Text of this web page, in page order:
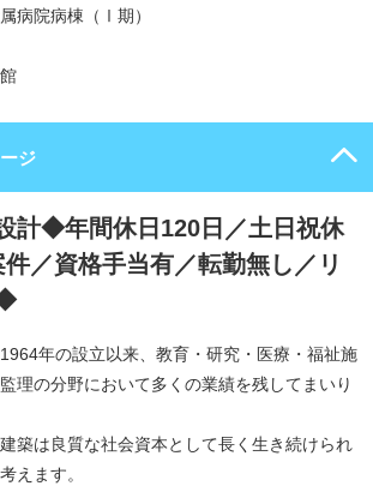
病院病棟（Ⅰ期）
ジ
計◆年間休日120日／土日祝休
／資格手当有／転勤無し／リ
年の設立以来、教育・研究・医療・福祉施
理の分野において多くの業績を残してまいり
築は良質な社会資本として長く生き続けられ
えます。